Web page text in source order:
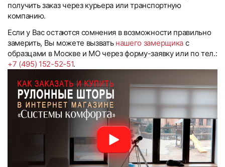
получить заказ через курьера или транспортную
компанию.
Если у Вас остаются сомнения в возможности правильно
замерить, Вы можете вызвать нашего замерщикас
образцами в Москве и МО через форму-заявку или по тел.:
+7 (495) 152-52-51.